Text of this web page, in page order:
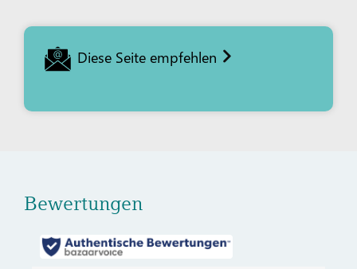
Diese Seite empfehlen
Bewertungen